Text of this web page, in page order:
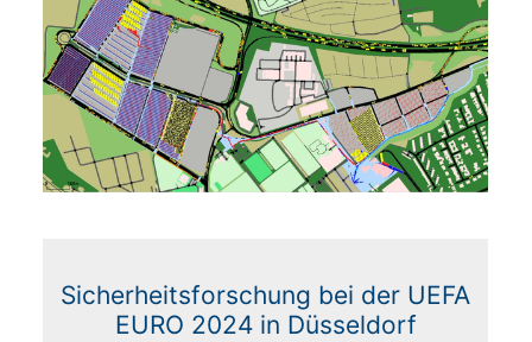
Sicherheitsforschung bei der UEFA
EURO 2024 in Düsseldorf